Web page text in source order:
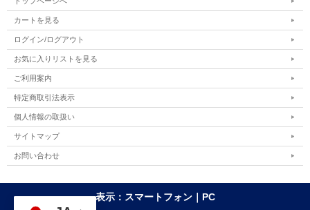
カートを見る
ログイン/ログアウト
お気に入りリストを見る
ご利用案内
特定商取引法表示
個人情報の取扱い
サイトマップ
お問い合わせ
表示：スマートフォン｜ PC